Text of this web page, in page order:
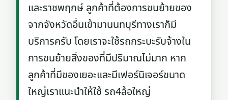
และราชพฤกษ์ ลูกค้าที่ต้องการขนย้ายของ
จากจังหวัดอื่นเข้ามานนทบุรีทางเราก็มี
บริการครับ โดยเราจะใช้รถกระบะรับจ้างใน
การขนย้ายสิ่งของที่มีปริมาณไม่มาก หาก
ลูกค้าที่มีของเยอะและมีเฟอร์นิเจอร์ขนาด
ใหญ่เราแนะนำให้ใช้ รถ4ล้อใหญ่